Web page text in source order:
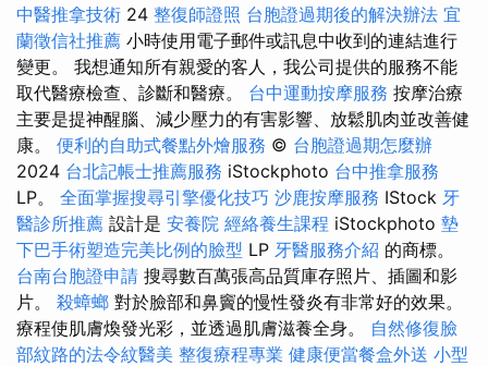
中醫推拿技術 24 整復師證照 台胞證過期後的解決辦法 宜
蘭徵信社推薦 小時使用電子郵件或訊息中收到的連結進行
變更。 我想通知所有親愛的客人，我公司提供的服務不能
取代醫療檢查、診斷和醫療。 台中運動按摩服務 按摩治療
主要是提神醒腦、減少壓力的有害影響、放鬆肌肉並改善健
康。 便利的自助式餐點外燴服務 © 台胞證過期怎麼辦
2024 台北記帳士推薦服務 iStockphoto 台中推拿服務
LP。 全面掌握搜尋引擎優化技巧 沙鹿按摩服務 IStock 牙
醫診所推薦 設計是 安養院 經絡養生課程 iStockphoto 墊
下巴手術塑造完美比例的臉型 LP 牙醫服務介紹 的商標。
台南台胞證申請 搜尋數百萬張高品質庫存照片、插圖和影
片。 殺蟑螂 對於臉部和鼻竇的慢性發炎有非常好的效果。
療程使肌膚煥發光彩，並透過肌膚滋養全身。 自然修復臉
部紋路的法令紋醫美 整復療程專業 健康便當餐盒外送 小型